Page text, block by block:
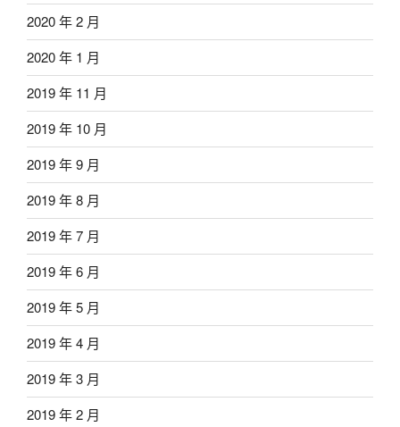
2020 年 2 月
2020 年 1 月
2019 年 11 月
2019 年 10 月
2019 年 9 月
2019 年 8 月
2019 年 7 月
2019 年 6 月
2019 年 5 月
2019 年 4 月
2019 年 3 月
2019 年 2 月